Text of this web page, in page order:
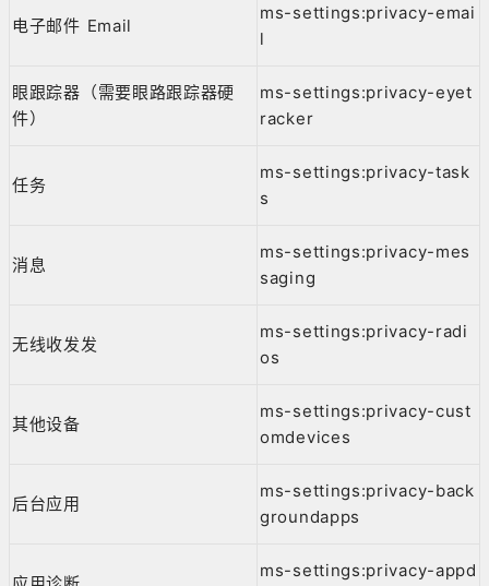
电子邮件 Email
ms-settings:privacy-emai
l
眼跟踪器（需要眼路跟踪器硬
件）
ms-settings:privacy-eyet
racker
任务
ms-settings:privacy-task
s
消息
ms-settings:privacy-mes
saging
无线收发发
ms-settings:privacy-radi
os
其他设备
ms-settings:privacy-cust
omdevices
后台应用
ms-settings:privacy-back
groundapps
ms-settings:privacy-appd